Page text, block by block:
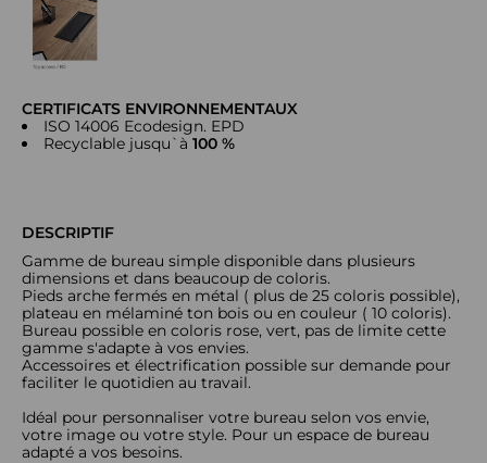
CERTIFICATS ENVIRONNEMENTAUX
ISO 14006 Ecodesign. EPD
Recyclable jusqu`à 100 %
DESCRIPTIF
Gamme de bureau simple disponible dans plusieurs
dimensions et dans beaucoup de coloris.
Pieds arche fermés en métal ( plus de 25 coloris possible),
plateau en mélaminé ton bois ou en couleur ( 10 coloris).
Bureau possible en coloris rose, vert, pas de limite cette
gamme s'adapte à vos envies.
Accessoires et électrification possible sur demande pour
faciliter le quotidien au travail.
Idéal pour personnaliser votre bureau selon vos envie,
votre image ou votre style. Pour un espace de bureau
adapté a vos besoins.